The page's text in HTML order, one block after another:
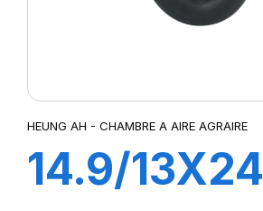
HEUNG AH - CHAMBRE A AIRE AGRAIRE
14.9/13X24